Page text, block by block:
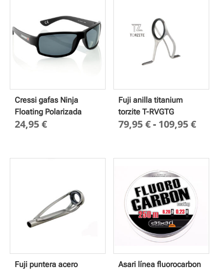
Cressi gafas Ninja
Floating Polarizada
24,95€
Fuji anilla titanium
torzite T-RVGTG
79,95€- 109,95€
Fuji puntera acero
Asari línea fluorocarbon